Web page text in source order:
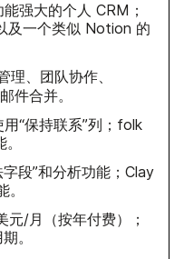
强大的个人 CRM；
及一个类似 Notion 的
理、团队协作、
件合并。
“保持联系”列；folk
段”和分析功能；Clay
元/月（按年付费）；
。